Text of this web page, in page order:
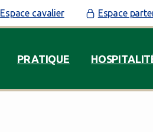
Espace cavalier Espace
PRATIQUE